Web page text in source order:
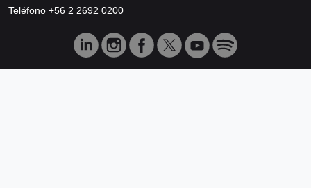
Teléfono +56 2 2692 0200